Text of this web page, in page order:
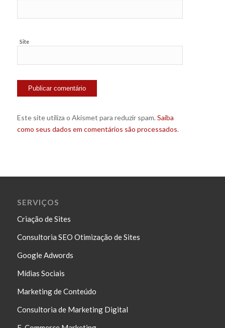
Site
Este site utiliza o Akismet para reduzir spam. Saiba
como seus dados em comentários são processados.
SERVIÇOS
Criação de Sites
Consultoria SEO Otimização de Sites
Google Adwords
Mídias Sociais
Marketing de Conteúdo
Consultoria de Marketing Digital